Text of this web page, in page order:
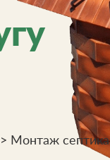
Монтаж септика